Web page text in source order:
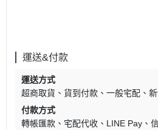
運送&付款
運送方式
超商取貨
貨到付款 一般宅配
付款方式
轉帳匯款
宅配代收 LINE Pay